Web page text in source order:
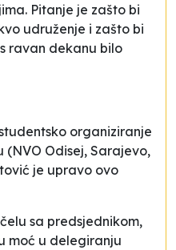
Pitanje je zašto bi
udruženje i zašto bi
ravan dekanu bilo
organiziranje
(NVO Odisej, Sarajevo,
je upravo ovo
sa predsjednikom,
moć u delegiranju